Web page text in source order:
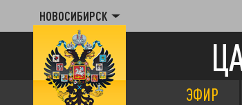
НОВОСИБИРСК
ЭФИР